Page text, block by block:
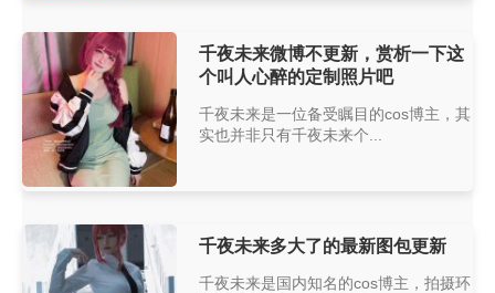
千夜未来微博不更新，赏析一下这
个叫人心醉的定制照片吧
千夜未来是一位备受瞩目的cos博主，其
实也并非只有千夜未来个...
千夜未来多大了的最新图包更新
千夜未来是国内知名的cos博主，拍摄环